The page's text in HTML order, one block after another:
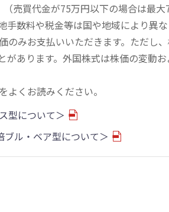
売買代金が75万円以下の場合は最
数料や税金等は国や地域により異
みお支払いいただきます。ただし
あります。外国株式は株価の変動
くお読みください。
型について＞
ル・ベア型について＞